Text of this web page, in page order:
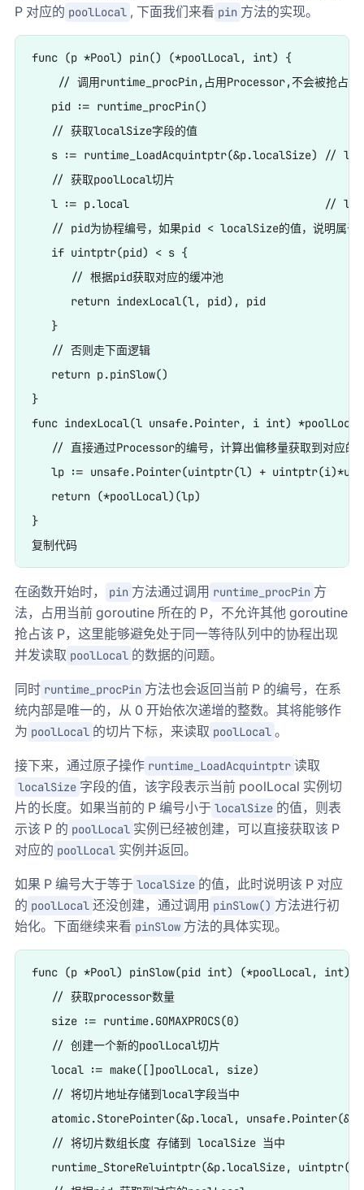
P 对应的 poolLocal , 下面我们来看 pin 方法的实现。
func (p *Pool) pin() (*poolLocal, int) {
    // 调用runtime_procPin,占用Processor,不会被抢占
   pid := runtime_procPin()
   // 获取localSize字段的值
s := runtime_LoadAcquintptr(&p.localSize) //
   // 获取poolLocal切片
l := p.local                              //
// pid为协程编号，如果pid < localSize的值，说明属于
   if uintptr(pid) < s {
      // 根据pid获取对应的缓冲池
      return indexLocal(l, pid), pid
   }
   // 否则走下面逻辑
   return p.pinSlow()
}
func indexLocal(l unsafe.Pointer, i int)
// 直接通过Processor的编号，计算出偏移量获取到对应
lp := unsafe.Pointer(uintptr(l) +
   return (*poolLocal)(lp)
}
在函数开始时， pin 方法通过调用 runtime_procPin 方
法，占用当前 goroutine 所在的 P，不允许其他 goroutine
抢占该 P，这里能够避免处于同一等待队列中的协程出现
并发读取 poolLocal 的数据的问题。
同时 runtime_procPin 方法也会返回当前 P 的编号，在系
统内部是唯一的，从 0 开始依次递增的整数。其将能够作
为 poolLocal 的切片下标，来读取 poolLocal 。
接下来，通过原子操作 runtime_LoadAcquintptr 读取
localSize 字段的值，该字段表示当前 poolLocal 实例切
片的长度。如果当前的 P 编号小于 localSize 的值，则表
示该 P 的 poolLocal 实例已经被创建，可以直接获取该 P
对应的 poolLocal 实例并返回。
如果 P 编号大于等于 localSize 的值，此时说明该 P 对应
的 poolLocal 还没创建，通过调用 pinSlow() 方法进行初
始化。下面继续来看 pinSlow 方法的具体实现。
func (p *Pool) pinSlow(pid int) (*poolLocal, int) {
   // 获取processor数量
   size := runtime.GOMAXPROCS(0)
   // 创建一个新的poolLocal切片
   local := make([]poolLocal, size)
   // 将切片地址存储到local字段当中
atomic.StorePointer(&p.local,
   // 将切片数组长度 存储到 localSize 当中
runtime_StoreReluintptr(&p.localSize,